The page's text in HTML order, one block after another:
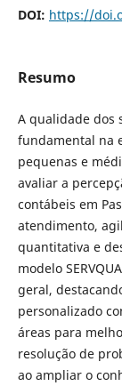
DOI: https://
Resumo
A qualidade dos
fundamental na
pequenas e
avaliar a
contábeis em
atendimento,
quantitativa e
modelo
geral,
personalizado
áreas para
resolução de
ao ampliar o